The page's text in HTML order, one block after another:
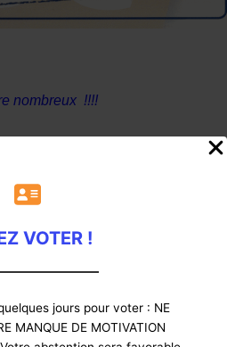
VOTER !
jours pour voter : NE
MANQUE DE MOTIVATION
nombreux !!!!